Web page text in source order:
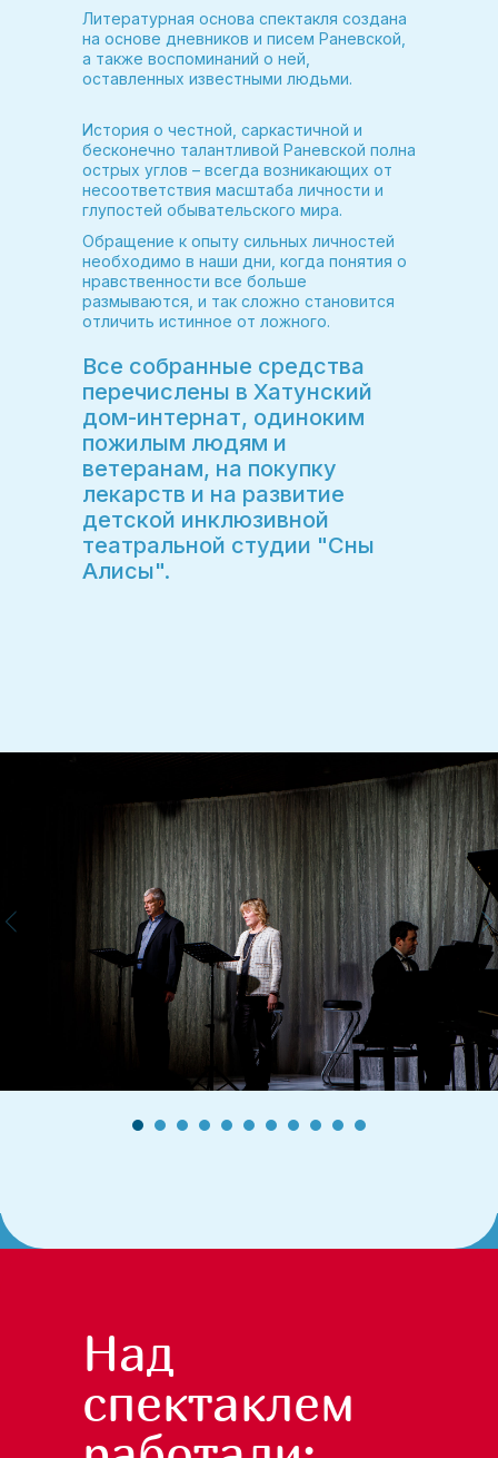
Литературная основа спектакля создана
на основе дневников и писем Раневской,
а также воспоминаний о ней,
оставленных известными людьми.
История о честной, саркастичной и
бесконечно талантливой Раневской полна
острых углов – всегда возникающих от
несоответствия масштаба личности и
глупостей обывательского мира.
Все собранные средства
перечислены в Хатунский
дом-интернат, одиноким
пожилым людям и
ветеранам, на покупку
лекарств и на развитие
детской инклюзивной
театральной студии "Сны
Алисы".
Обращение к опыту сильных личностей
необходимо в наши дни, когда понятия о
нравственности все больше
размываются, и так сложно становится
отличить истинное от ложного.
Над
спектаклем